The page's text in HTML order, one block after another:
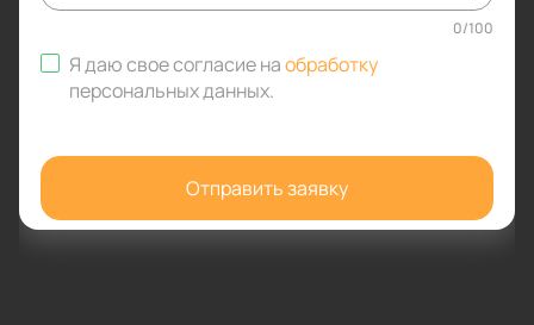
0/100
Я даю свое согласие наобработку
персональных данных.
Отправить заявку